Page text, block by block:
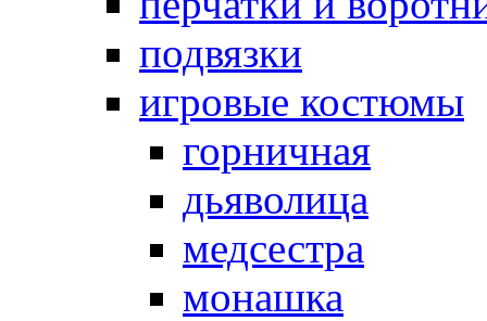
подвязки
игровые костюмы
горничная
дьяволица
медсестра
монашка